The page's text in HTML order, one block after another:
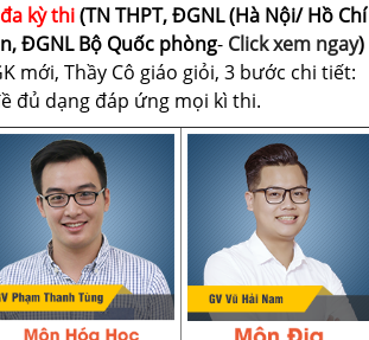
kỳ thi(TN THPT, ĐGNL (Hà Nội/ Hồ Chí
ĐGNL Bộ Quốc phòng- Click xem ngay)
mới, Thầy Cô giáo giỏi, 3 bước chi tiết:
đủ dạng đáp ứng mọi kì thi.